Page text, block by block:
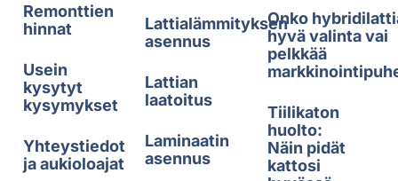
Remonttien
hinnat
Usein
kysytyt
kysymykset
Yhteystiedot
ja aukioloajat
Lattialämmityksen
asennus
Lattian
laatoitus
Laminaatin
asennus
Onko
hyvä valinta vai
pelkkää
Tiilikaton
huolto:
Näin pidät
kattosi